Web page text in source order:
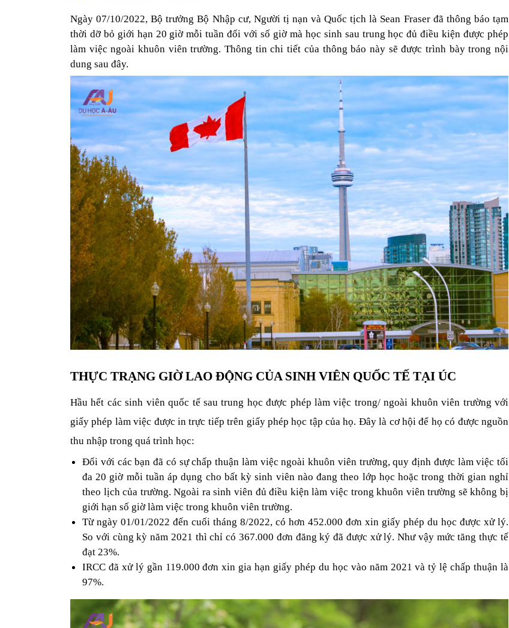
Ngày 07/10/2022, Bộ trưởng Bộ Nhập cư, Người tị nạn và Quốc tịch là Sean Fraser đã thông báo tạm
thời dỡ bỏ giới hạn 20 giờ mỗi tuần đối với số giờ mà học sinh sau trung học đủ điều kiện được phép
làm việc ngoài khuôn viên trường. Thông tin chi tiết của thông báo này sẽ được trình bày trong nội
dung sau đây.
THỰC TRẠNG GIỜ LAO ĐỘNG CỦA SINH VIÊN QUỐC TẾ TẠI ÚC
Hầu hết các sinh viên quốc tế sau trung học được phép làm việc trong/ ngoài khuôn viên trường với
giấy phép làm việc được in trực tiếp trên giấy phép học tập của họ. Đây là cơ hội để họ có được nguồn
thu nhập trong quá trình học:
Đối với các bạn đã có sự chấp thuận làm việc ngoài khuôn viên trường, quy định được làm việc tối
đa 20 giờ mỗi tuần áp dụng cho bất kỳ sinh viên nào đang theo lớp học hoặc trong thời gian nghỉ
theo lịch của trường. Ngoài ra sinh viên đủ điều kiện làm việc trong khuôn viên trường sẽ không bị
giới hạn số giờ làm việc trong khuôn viên trường.
Từ ngày 01/01/2022 đến cuối tháng 8/2022, có hơn 452.000 đơn xin giấy phép du học được xử lý.
So với cùng kỳ năm 2021 thì chỉ có 367.000 đơn đăng ký đã được xử lý. Như vậy mức tăng thực tế
đạt 23%.
IRCC đã xử lý gần 119.000 đơn xin gia hạn giấy phép du học vào năm 2021 và tỷ lệ chấp thuận là
97%.